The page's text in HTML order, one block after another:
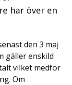
har över en
den 3 maj
gäller enskild
vilket medför
Om